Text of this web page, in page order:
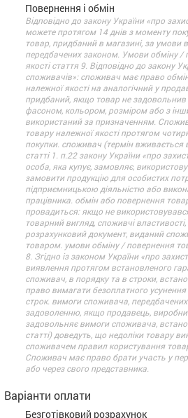
Повернення і обмін
Відповідно до закону України «про
можете протягом 14 днів з моменту
товар, придбаний в магазині, за умови
передбачених законом. Умови обміну /
якості стаття 9. Відповідно до закону
споживачів»: споживач має право
належної якості на аналогічний у
придбаний, якщо товар не
фасоном, кольором, розміром або з
використаний за призначенням.
товару належної якості протягом
покупки. споживач (термін вживається
статті 1. п.22 закону України «про
особа, яка купує, замовляє,
замовити продукцію для особистих
підприємницькою діяльністю або
працівника. обмін або повернення
провадиться: якщо не
товарний вигляд, споживчі
розрахунковий документ, виданий
товаром. умови обміну / повернення
8. Згідно із законом України «про
виявлення протягом встановленого
споживач, в порядку та в строки,
право вимагати безоплатного
строк. вимоги споживача,
задоволенню, якщо продавець,
задовольняє вимоги споживача,
статті) доведуть, що недоліки товару
споживачем правил користування
Споживач має право брати участь у
або через свого представника.
Варіанти оплати
Безготівковий розрахунок